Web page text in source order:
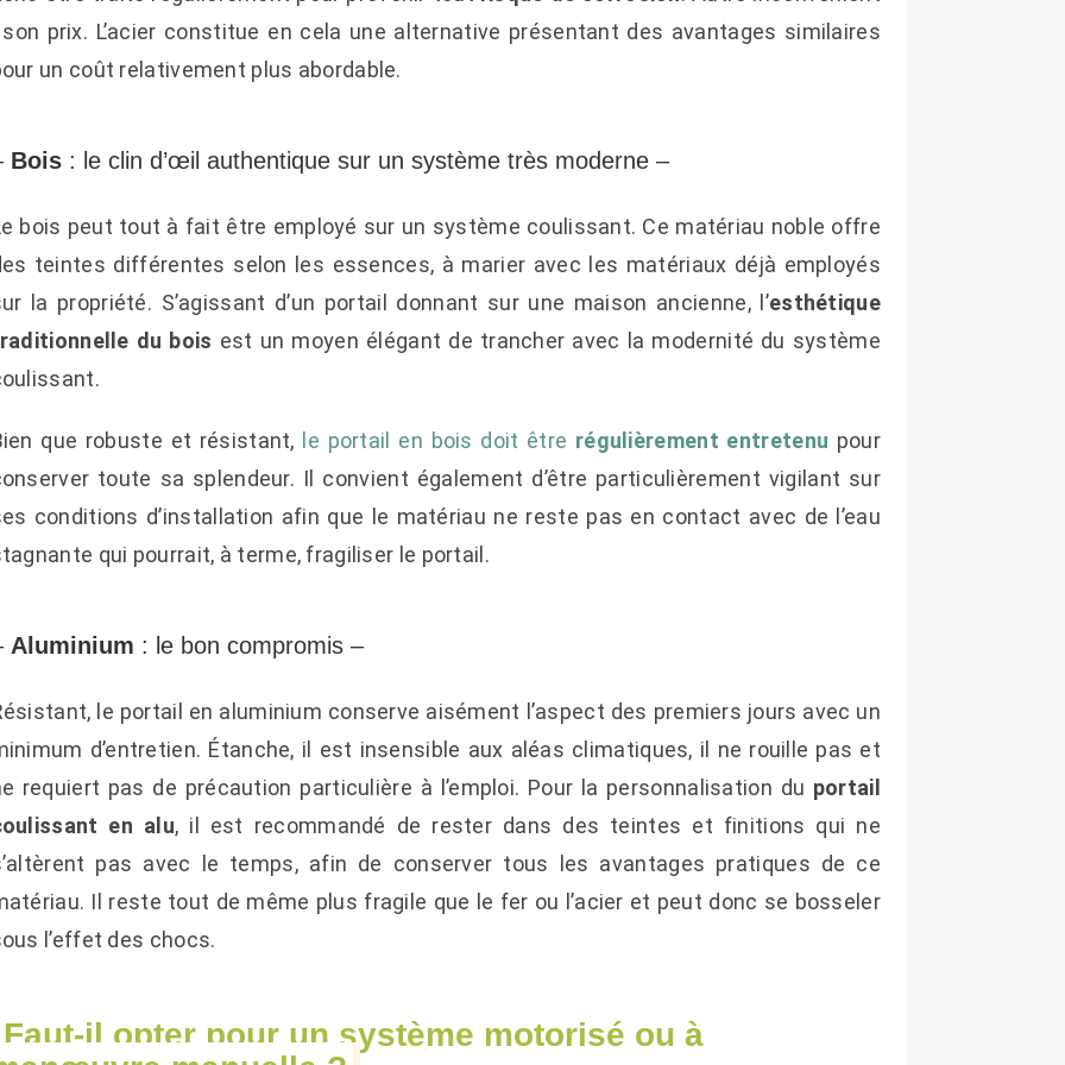
prix. L’acier constitue en cela une alternative présentant des avantages similaires
un coût relativement plus abordable.
Bois: le clin d’œil authentique sur un système très moderne –
bois peut tout à fait être employé sur un système coulissant. Ce matériau noble offre
teintes différentes selon les essences, à marier avec les matériaux déjà employés
la propriété. S’agissant d’un portail donnant sur une maison ancienne, l’esthétique
du bois est un moyen élégant de trancher avec la modernité du système
que robuste et résistant, le portail en bois doit être régulièrement entretenu pour
toute sa splendeur. Il convient également d’être particulièrement vigilant sur
conditions d’installation afin que le matériau ne reste pas en contact avec de l’eau
qui pourrait, à terme, fragiliser le portail.
Aluminium : le bon compromis –
le portail en aluminium conserve aisément l’aspect des premiers jours avec un
d’entretien. Étanche, il est insensible aux aléas climatiques, il ne rouille pas et
requiert pas de précaution particulière à l’emploi. Pour la personnalisation du portail
en alu, il est recommandé de rester dans des teintes et finitions qui ne
pas avec le temps, afin de conserver tous les avantages pratiques de ce
Il reste tout de même plus fragile que le fer ou l’acier et peut donc se bosseler
l’effet des chocs.
Faut-il opter pour un système motorisé ou à